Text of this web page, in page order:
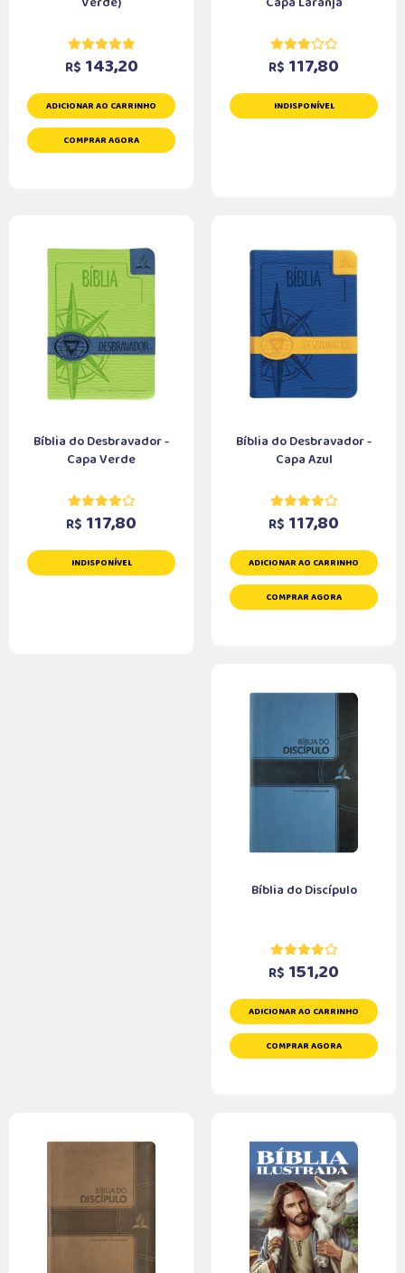
R$ 143,20
ADICIONAR AO CARRINHO
COMPRAR AGORA
R$ 117,80
INDISPONÍVEL
Bíblia do Desbravador -
Capa Verde
R$ 117,80
INDISPONÍVEL
Bíblia do Desbravador -
Capa Azul
R$ 117,80
ADICIONAR AO CARRINHO
COMPRAR AGORA
Bíblia do Discípulo
R$ 151,20
ADICIONAR AO CARRINHO
COMPRAR AGORA